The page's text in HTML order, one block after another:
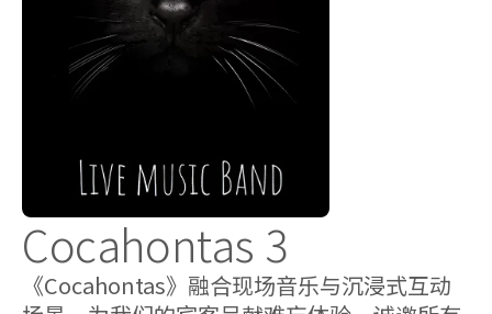
Cocahontas 3
《Cocahontas》融合现场音乐与沉浸式互动